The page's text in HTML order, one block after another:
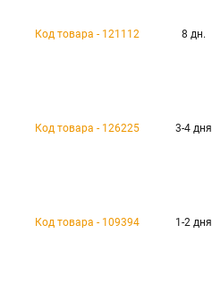
Код товара - 121112 8 дн.
Код товара - 126225 3-4 дня
Код товара - 109394 1-2 дня